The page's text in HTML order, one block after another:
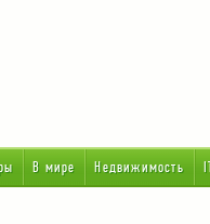
В мире Недвижимость